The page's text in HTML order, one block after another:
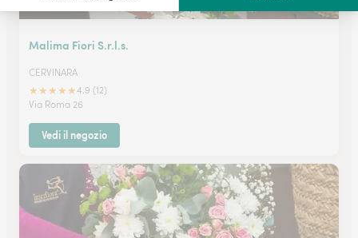
Malima Fiori S.r.l.s.
CERVINARA
★★★★★4.9 (12)
Via Roma 26
Vedi il negozio